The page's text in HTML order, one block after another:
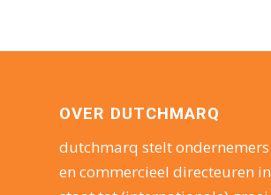
OVER DUTCHMARQ
dutchmarq stelt ondernemers
en commercieel directeuren in